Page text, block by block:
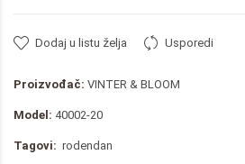
Dodaj u listu želja Usporedi
Proizvođač: VINTER & BLOOM
Model: 40002-20
Tagovi: rodendan